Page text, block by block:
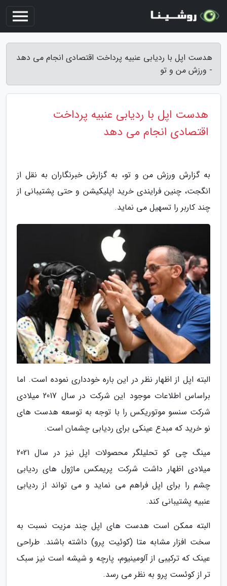
هدست اپل با ردیابی عنبیه پرداخت اقتصادی انجام می دهد
- ورزش من و تو
هدست اپل با ردیابی عنبیه پرداخت
اقتصادی انجام می دهد
به گزارش ورزش من و تو، به گزارش خبرنگاران به نقل از
انگجت، چنین فرایندی خرید اپلیکیشن و حتی پشتیبانی از
چند کاربر را تسهیل می نماید.
البته اپل از اظهار نظر در این باره خودداری نموده است. اما
براساس اطلاعات موجود این شرکت در سال 2017 میلادی
شرکت سنسو موتوریکس را با توجه به توسعه هدست های
نو خرید که مبدع عینکی برای ردیابی چشمان است.
مینگ چی کو تحلیلگر محصولات اپل نیز در سال 2021
میلادی اظهار داشت شرکت پریمکس ماژول های ردیابی
چشم را برای اپل فراهم می نماید و می تواند از ردیابی
عنبیه پشتیبانی کند.
البته ممکن است هدست های اپل چند مزیت نسبت به
سخت افزار مشابه متا (کوئیت پرو) داشته باشند. طراحی
عینک که ترکیبی از آلومینیوم، پارچه و شیشه است نیز سبک
تر از کوئست پرو به نظر می رسد.